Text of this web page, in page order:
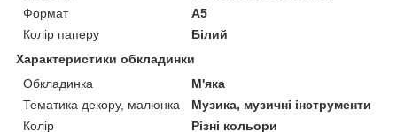
Формат
A5
Колір паперу
Білий
Характеристики обкладинки
Обкладинка
М'яка
Тематика декору, малюнка
Музика, музичні інструменти
Колір
Різні кольори